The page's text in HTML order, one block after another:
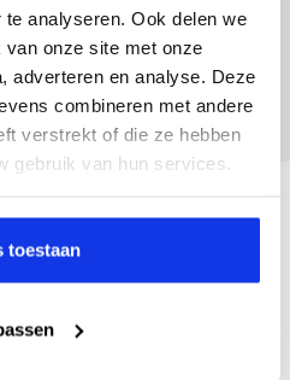
analyseren. Ook delen we
onze site met onze
adverteren en analyse. Deze
combineren met andere
verstrekt of die ze hebben
gebruik van hun services.
toestaan
ontvang je op
binnen enkele uren